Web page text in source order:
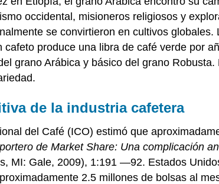
occidental, misioneros religiosos y
se convirtieron en cultivos
cafeto produce una libra de café verde por
grano Arábica y básico del grano
de la industria cafetera
del Café (ICO) estimó que
de Market Share: Una complicación
MI: Gale, 2009), 1:191 —92. Estados
2.5 millones de bolsas al